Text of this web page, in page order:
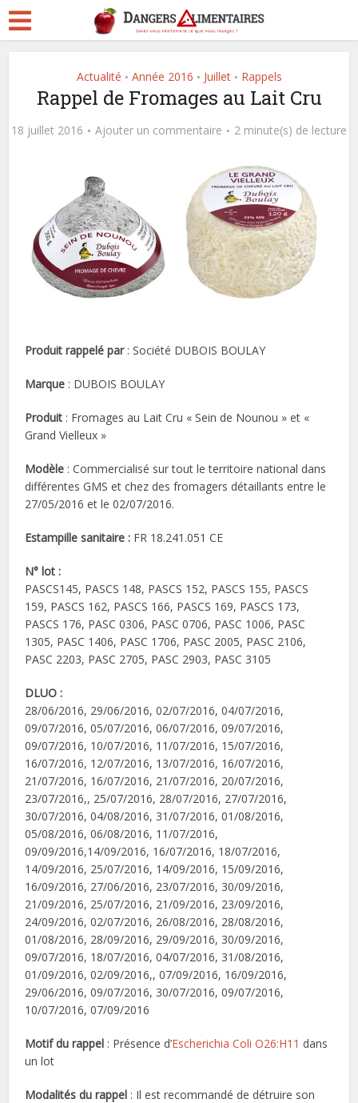
Actualité • Année 2016 • Juillet • Rappels
Rappel de Fromages au Lait Cru
18 juillet 2016 Ajouter un commentaire 2 minute(s) de lecture
Produit rappelé par : Société DUBOIS BOULAY
Marque : DUBOIS BOULAY
Produit : Fromages au Lait Cru « Sein de Nounou » et «
Grand Vielleux »
Modèle : Commercialisé sur tout le territoire national dans
différentes GMS et chez des fromagers détaillants entre le
27/05/2016 et le 02/07/2016.
Estampille sanitaire : FR 18.241.051 CE
N° lot :
PASCS145, PASCS 148, PASCS 152, PASCS 155, PASCS
159, PASCS 162, PASCS 166, PASCS 169, PASCS 173,
PASCS 176, PASC 0306, PASC 0706, PASC 1006, PASC
1305, PASC 1406, PASC 1706, PASC 2005, PASC 2106,
PASC 2203, PASC 2705, PASC 2903, PASC 3105
DLUO :
28/06/2016, 29/06/2016, 02/07/2016, 04/07/2016,
09/07/2016, 05/07/2016, 06/07/2016, 09/07/2016,
09/07/2016, 10/07/2016, 11/07/2016, 15/07/2016,
16/07/2016, 12/07/2016, 13/07/2016, 16/07/2016,
21/07/2016, 16/07/2016, 21/07/2016, 20/07/2016,
23/07/2016,, 25/07/2016, 28/07/2016, 27/07/2016,
30/07/2016, 04/08/2016, 31/07/2016, 01/08/2016,
05/08/2016, 06/08/2016, 11/07/2016,
09/09/2016,14/09/2016, 16/07/2016, 18/07/2016,
14/09/2016, 25/07/2016, 14/09/2016, 15/09/2016,
16/09/2016, 27/06/2016, 23/07/2016, 30/09/2016,
21/09/2016, 25/07/2016, 21/09/2016, 23/09/2016,
24/09/2016, 02/07/2016, 26/08/2016, 28/08/2016,
01/08/2016, 28/09/2016, 29/09/2016, 30/09/2016,
09/07/2016, 18/07/2016, 04/07/2016, 31/08/2016,
01/09/2016, 02/09/2016,, 07/09/2016, 16/09/2016,
29/06/2016, 09/07/2016, 30/07/2016, 09/07/2016,
10/07/2016, 07/09/2016
Motif du rappel : Présence d’Escherichia Coli O26:H11 dans
un lot
Modalités du rappel : Il est recommandé de détruire son